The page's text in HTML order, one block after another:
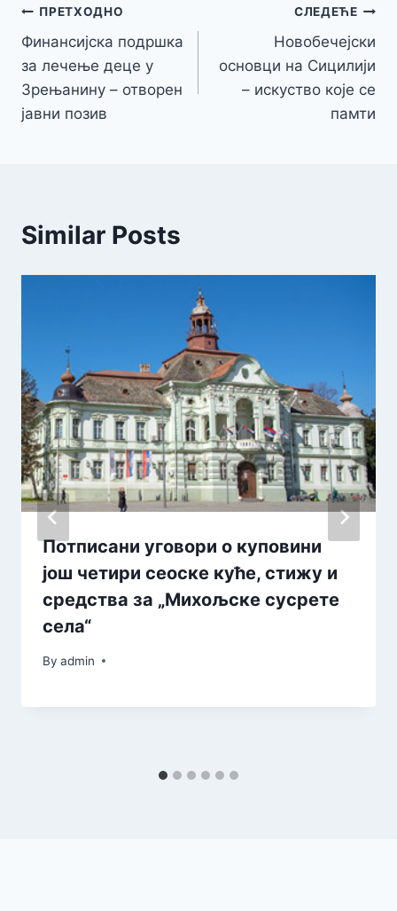
Кретање
чланка
ПРЕТХОДНО
Финансијска подршка
за лечење деце у
Зрењанину – отворен
јавни позив
СЛЕДЕЋЕ
Новобечејски
основци на Сицилији
– искуство које се
памти
Similar Posts
Потписани уговори о куповини
још четири сеоске куће, стижу и
средства за „Михољске сусрете
села“
By admin